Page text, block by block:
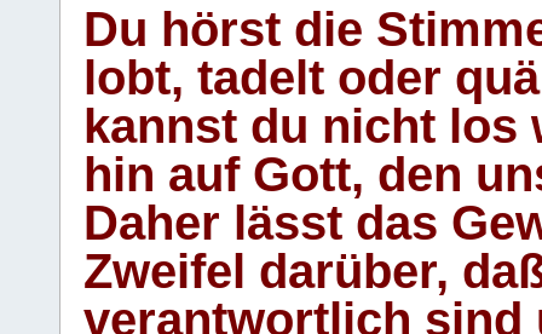
Du hörst die
lobt, tadelt oder
kannst du nicht los
hin auf Gott, den
Daher lässt das
Zweifel darüber,
verantwortlich sind